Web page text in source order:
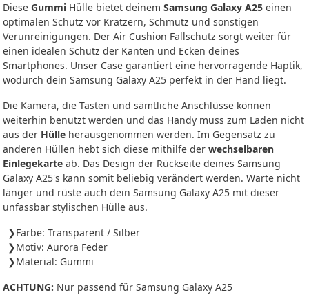
Diese Gummi Hülle bietet deinem Samsung Galaxy A25 einen
optimalen Schutz vor Kratzern, Schmutz und sonstigen
Verunreinigungen. Der Air Cushion Fallschutz sorgt weiter für
einen idealen Schutz der Kanten und Ecken deines
Smartphones. Unser Case garantiert eine hervorragende Haptik,
wodurch dein Samsung Galaxy A25 perfekt in der Hand liegt.
Die Kamera, die Tasten und sämtliche Anschlüsse können
weiterhin benutzt werden und das Handy muss zum Laden nicht
aus der Hülle herausgenommen werden. Im Gegensatz zu
anderen Hüllen hebt sich diese mithilfe der wechselbaren
Einlegekarte ab. Das Design der Rückseite deines Samsung
Galaxy A25's kann somit beliebig verändert werden. Warte nicht
länger und rüste auch dein Samsung Galaxy A25 mit dieser
unfassbar stylischen Hülle aus.
Farbe: Transparent / Silber
Motiv: Aurora Feder
Material: Gummi
ACHTUNG: Nur passend für Samsung Galaxy A25